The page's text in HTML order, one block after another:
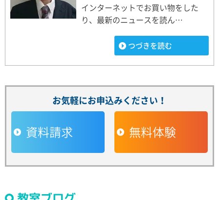
インターネットでお買い物をした
り、最新のニュースを読ん…
つづきを読む
お気軽にお申込みください！
資料請求 無料体験